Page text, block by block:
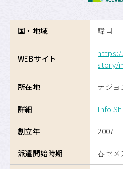
国・地域 韓国
WEBサイト
story/
所在地 テジョ
詳細 Info
創立年 2007
派遣開始時期 春セメ
留学のための奨学金制度
APUへの留学
サイトマップ
サイトポリシー
プライバシーポリシー